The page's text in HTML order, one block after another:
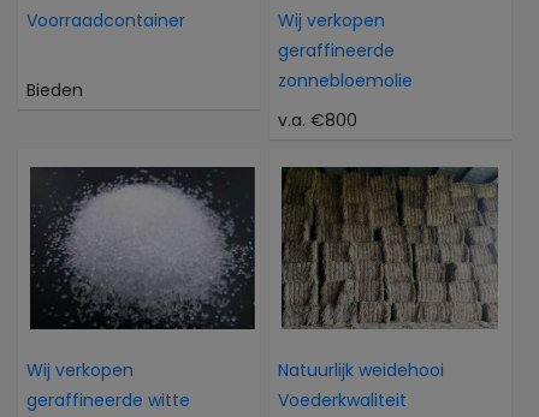
Voorraadcontainer
Bieden
Wij verkopen
geraffineerde
zonnebloemolie
v.a. €800
Wij verkopen
geraffineerde witte
Natuurlijk weidehooi
Voederkwaliteit